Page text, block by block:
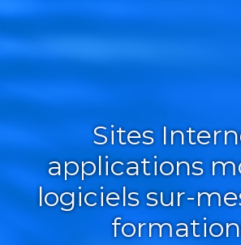
Sites
applications
logiciels sur-